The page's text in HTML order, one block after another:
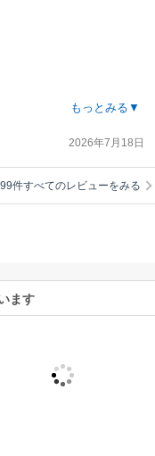
もっとみる▼
2026年7月18日
件すべてのレビューをみる
ます